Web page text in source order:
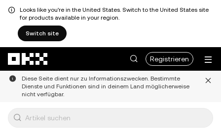
Looks like you're in the United States. Switch to the United States site
for products available in your region.
Switch site
Registrieren
Diese Seite dient nur zu Informationszwecken. Bestimmte
Dienste und Funktionen sind in deinem Land möglicherweise
nicht verfügbar.